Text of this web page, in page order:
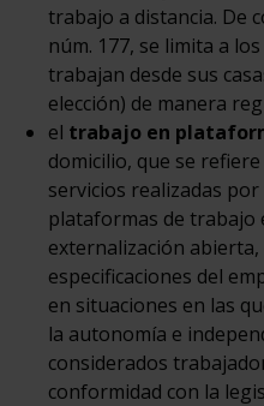
trabajo a distancia. De
núm. 177, se limita a
trabajan desde sus
elección) de manera
el trabajo en
domicilio, que se
servicios realizadas
plataformas de trabajo
externalización abierta,
especificaciones del
en situaciones en las
la autonomía e
considerados
conformidad con la